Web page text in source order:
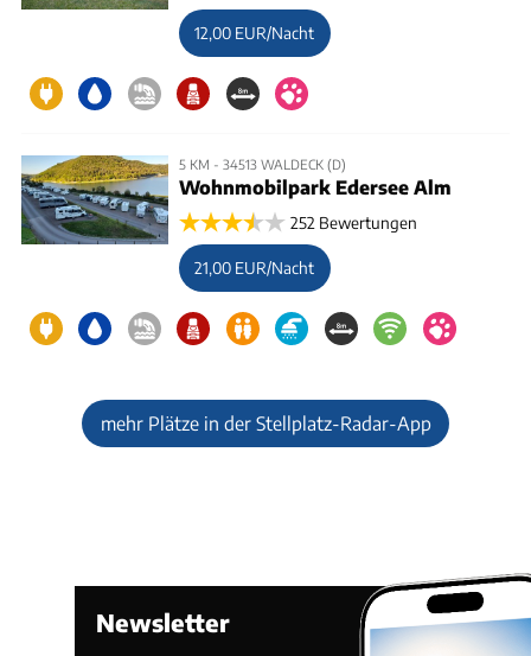
12,00 EUR/Nacht
5 KM - 34513 WALDECK (D)
Wohnmobilpark Edersee Alm
252 Bewertungen
21,00 EUR/Nacht
mehr Plätze in der Stellplatz-Radar-App
Newsletter